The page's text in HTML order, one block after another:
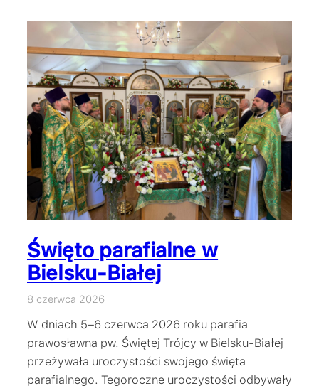
Święto parafialne w
Bielsku-Białej
8 czerwca 2026
W dniach 5–6 czerwca 2026 roku parafia
prawosławna pw. Świętej Trójcy w Bielsku-Białej
przeżywała uroczystości swojego święta
parafialnego. Tegoroczne uroczystości odbywały